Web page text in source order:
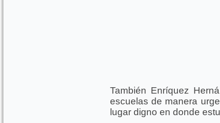
También Enríquez
escuelas de manera
lugar digno en donde